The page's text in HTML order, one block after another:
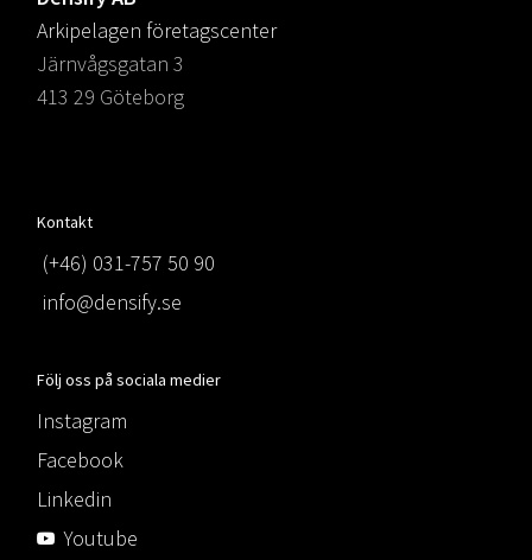
Arkipelagen företagscenter
Järnvågsgatan 3
413 29 Göteborg
Kontakt
(+46) 031-757 50 90
info@densify.se
Följ oss på sociala medier
Instagram
Facebook
Linkedin
Youtube